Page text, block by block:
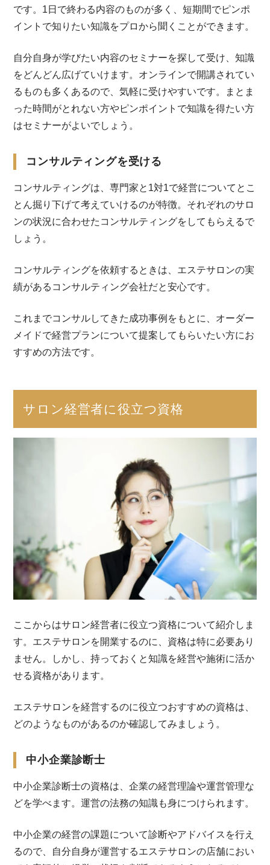
です。1日で終わる内容のものが多く、短期間でピンポ
イントで知りたい知識をプロから聞くことができます。
自分自身が学びたい内容のセミナーを探して受け、知識
をどんどん広げていけます。オンラインで開講されてい
るものも多くあるので、気軽に受けやすいです。まとま
った時間がとれない方やピンポイントで知識を得たい方
はセミナーがよいでしょう。
コンサルティングを受ける
コンサルティングは、専門家と1対1で経営についてとこ
とん掘り下げて考えていけるのが特徴。それぞれのサロ
ンの状況に合わせたコンサルティングをしてもらえるで
しょう。
コンサルティングを依頼するときは、エステサロンの実
績があるコンサルティング会社だと安心です。
これまでコンサルしてきた成功事例をもとに、オーダー
メイドで経営プランについて提案してもらいたい方にお
すすめの方法です。
サロン経営者に役立つ資格
ここからはサロン経営者に役立つ資格について紹介しま
す。エステサロンを開業するのに、資格は特に必要あり
ません。しかし、持っておくと知識を経営や施術に活か
せる資格があります。
エステサロンを経営するのに役立つおすすめの資格は、
どのようなものがあるのか確認してみましょう。
中小企業診断士
中小企業診断士の資格は、企業の経営理論や運営管理な
どを学べます。運営の法務の知識も身につけられます。
中小企業の経営の課題について診断やアドバイスを行え
るので、自分自身が運営するエステサロンの店舗におい